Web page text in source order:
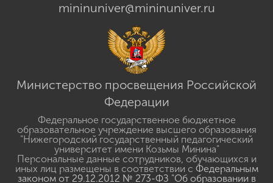
mininuniver@mininuniver.ru
Министерство просвещения Российской
Федерации
Федеральное государственное бюджетное
образовательное учреждение высшего образования
"Нижегородский государственный педагогический
университет имени Козьмы Минина"
Персональные данные сотрудников, обучающихся и
иных лиц размещены в соответствии с Федеральным
законом от 29.12.2012 № 273-ФЗ "Об образовании в